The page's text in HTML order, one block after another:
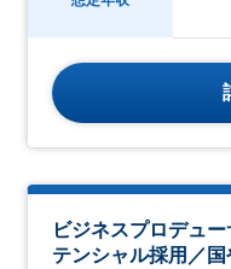
ビジネスプロデュ
テンシャル採用／